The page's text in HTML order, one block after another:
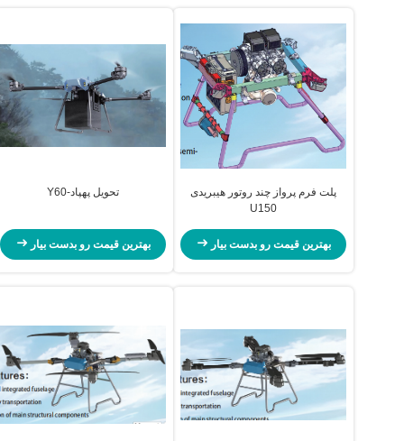
پلت فرم پرواز چند روتور هیبریدی
U150
بهترین قیمت رو بدست بیار
تحویل پهپاد-Y60
بهترین قیمت رو بدست بیار